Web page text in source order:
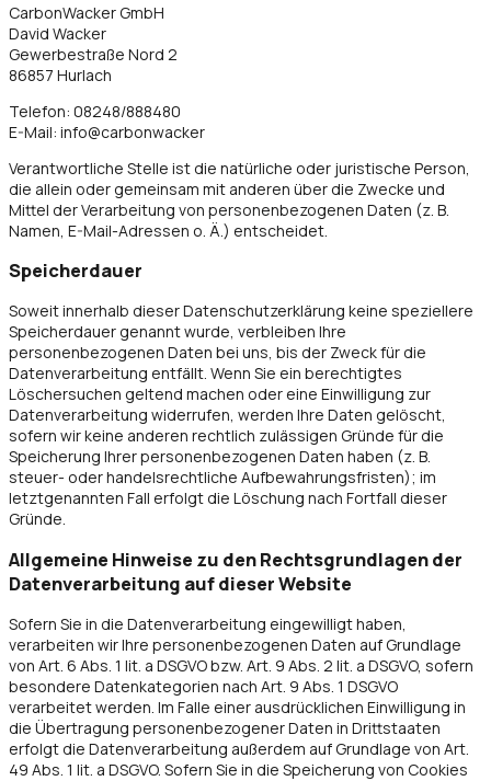
CarbonWacker GmbH
David Wacker
Gewerbestraße Nord 2
86857 Hurlach
Telefon: 08248/888480
E-Mail: info@carbonwacker
Verantwortliche Stelle ist die natürliche oder juristische Person,
die allein oder gemeinsam mit anderen über die Zwecke und
Mittel der Verarbeitung von personenbezogenen Daten (z. B.
Namen, E-Mail-Adressen o. Ä.) entscheidet.
Speicherdauer
Soweit innerhalb dieser Datenschutzerklärung keine speziellere
Speicherdauer genannt wurde, verbleiben Ihre
personenbezogenen Daten bei uns, bis der Zweck für die
Datenverarbeitung entfällt. Wenn Sie ein berechtigtes
Löschersuchen geltend machen oder eine Einwilligung zur
Datenverarbeitung widerrufen, werden Ihre Daten gelöscht,
sofern wir keine anderen rechtlich zulässigen Gründe für die
Speicherung Ihrer personenbezogenen Daten haben (z. B.
steuer- oder handelsrechtliche Aufbewahrungsfristen); im
letztgenannten Fall erfolgt die Löschung nach Fortfall dieser
Gründe.
Allgemeine Hinweise zu den Rechtsgrundlagen der
Datenverarbeitung auf dieser Website
Sofern Sie in die Datenverarbeitung eingewilligt haben,
verarbeiten wir Ihre personenbezogenen Daten auf Grundlage
von Art. 6 Abs. 1 lit. a DSGVO bzw. Art. 9 Abs. 2 lit. a DSGVO, sofern
besondere Datenkategorien nach Art. 9 Abs. 1 DSGVO
verarbeitet werden. Im Falle einer ausdrücklichen Einwilligung in
die Übertragung personenbezogener Daten in Drittstaaten
erfolgt die Datenverarbeitung außerdem auf Grundlage von Art.
49 Abs. 1 lit. a DSGVO. Sofern Sie in die Speicherung von Cookies